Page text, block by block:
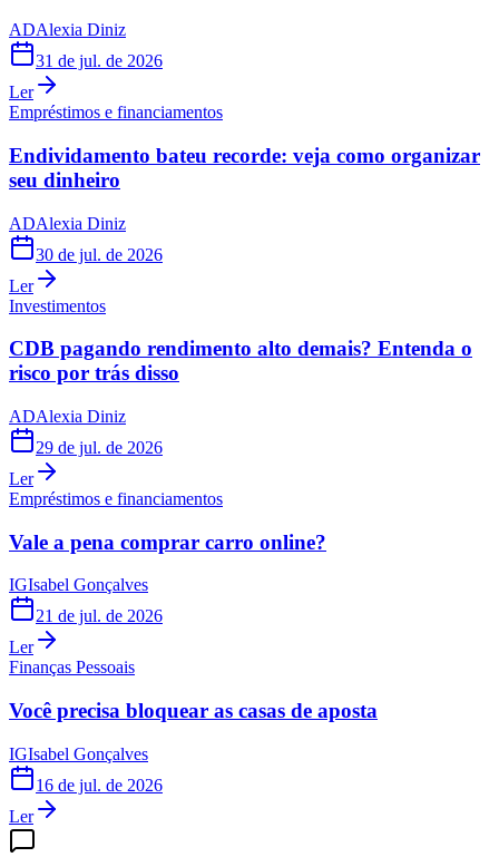
ADAlexia Diniz
31 de jul. de 2026
Ler
Empréstimos e financiamentos
Endividamento bateu recorde: veja como organizar
seu dinheiro
ADAlexia Diniz
30 de jul. de 2026
Ler
Investimentos
CDB pagando rendimento alto demais? Entenda o
risco por trás disso
ADAlexia Diniz
29 de jul. de 2026
Ler
Empréstimos e financiamentos
Vale a pena comprar carro online?
IGIsabel Gonçalves
21 de jul. de 2026
Ler
Finanças Pessoais
Você precisa bloquear as casas de aposta
IGIsabel Gonçalves
16 de jul. de 2026
Ler